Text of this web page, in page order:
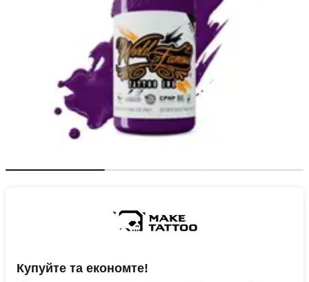
Купуйте та економте!